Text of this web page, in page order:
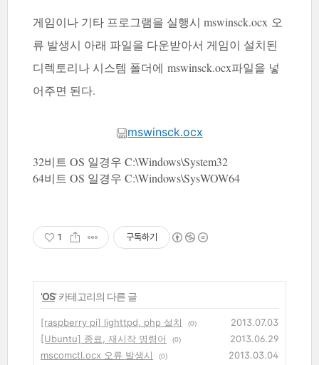
게임이나 기타 프로그램을 실행시 mswinsck.ocx 오
류 발생시 아래 파일을 다운받아서 게임이 설치된
디렉토리나 시스템 폴더에 mswinsck.ocx파일을 넣
어주면 된다.
mswinsck.ocx
32비트 OS 일경우 C:\Windows\System32
64비트 OS 일경우 C:\Windows\SysWOW64
1 구독하기
'OS' 카테고리의 다른 글
[raspberry pi] lighttpd, php 설치 (0)
2013.07.03
[Ubuntu] 종료, 재시작 명령어
(0)
2013.06.29
mscomctl.ocx 오류 발생시
(0)
2013.03.04